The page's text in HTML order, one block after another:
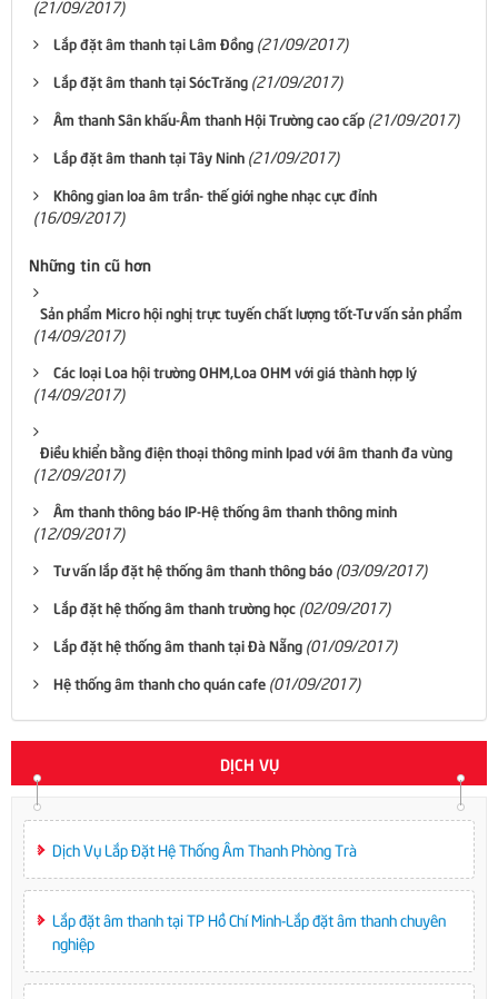
(21/09/2017)
Lắp đặt âm thanh tại Lâm Đồng (21/09/2017)
Lắp đặt âm thanh tại SócTrăng (21/09/2017)
Âm thanh Sân khấu-Âm thanh Hội Trường cao cấp (21/09/2017)
Lắp đặt âm thanh tại Tây Ninh (21/09/2017)
Không gian loa âm trần- thế giới nghe nhạc cực đỉnh
(16/09/2017)
Những tin cũ hơn
Sản phẩm Micro hội nghị trực tuyến chất lượng tốt-Tư vấn sản phẩm
(14/09/2017)
Các loại Loa hội trường OHM,Loa OHM với giá thành hợp lý
(14/09/2017)
Điều khiển bằng điện thoại thông minh Ipad với âm thanh đa vùng
(12/09/2017)
Âm thanh thông báo IP-Hệ thống âm thanh thông minh
(12/09/2017)
Tư vấn lắp đặt hệ thống âm thanh thông báo (03/09/2017)
Lắp đặt hệ thống âm thanh trường học (02/09/2017)
Lắp đặt hệ thống âm thanh tại Đà Nẵng (01/09/2017)
Hệ thống âm thanh cho quán cafe (01/09/2017)
DỊCH VỤ
Dịch Vụ Lắp Đặt Hệ Thống Âm Thanh Phòng Trà
Lắp đặt âm thanh tại TP Hồ Chí Minh-Lắp đặt âm thanh chuyên
nghiệp